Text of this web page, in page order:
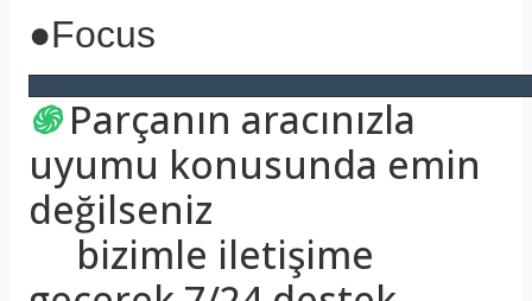
●Focus
֍ Parçanın aracınızla
uyumu konusunda emin
değilseniz
bizimle iletişime